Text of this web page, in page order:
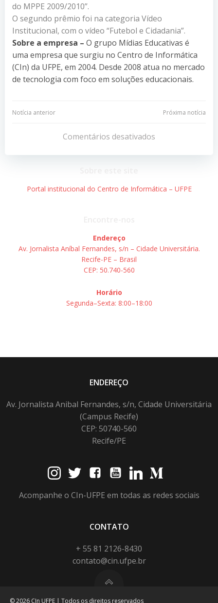
do MPPE 2009/2010”.
O segundo prêmio foi na categoria Vídeo
Institucional, com o vídeo “Futebol e Cidadania”.
Sobre a empresa – O grupo Mídias Educativas é
uma empresa que surgiu no Centro de Informática
(CIn) da UFPE, em 2004. Desde 2008 atua no mercado
de tecnologia com foco em soluções educacionais.
Navegação
Post
Notícia anterior
Navegação
de
Post
Próxima notícia
Comentários desativados
Portal institucional do Centro de Informática – UFPE
Endereço
Av. Jornalista Aníbal Fernandes, s/n – Cidade Universitária.
Recife-PE – Brasil
CEP: 50.740-560
Horário
Segunda–Sexta: 8:00–18:00
ENDEREÇO
Av. Jornalista Anibal Fernandes, s/n, Cidade Universitária
(Campus Recife)
CEP: 50740-560
Recife/PE
Acompanhe o CIn-UFPE em todas as redes sociais
CONTATO
+ 55 81 2126-8430
contato@cin.ufpe.br
© 2026 CIn UFPE | Todos os direitos reservados